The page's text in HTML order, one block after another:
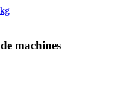
machines